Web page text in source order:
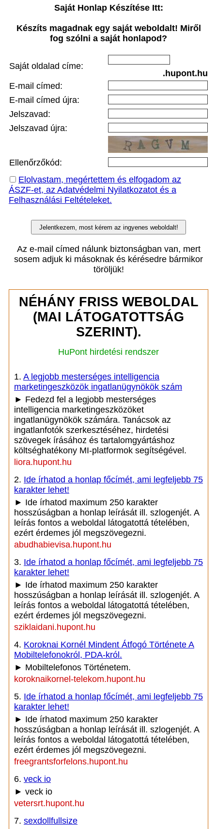
Saját Honlap Készítése Itt:
Készíts magadnak egy saját weboldalt! Miről
fog szólni a saját honlapod?
Saját oldalad címe:
.hupont.hu
E-mail címed:
E-mail címed újra:
Jelszavad:
Jelszavad újra:
Ellenőrzőkód:
Elolvastam, megértettem és elfogadom az
ÁSZF-et, az Adatvédelmi Nyilatkozatot és a
Felhasználási Feltételeket.
Az e-mail címed nálunk biztonságban van, mert
sosem adjuk ki másoknak és kérésedre bármikor
töröljük!
NÉHÁNY FRISS WEBOLDAL
(MAI LÁTOGATOTTSÁG
SZERINT).
HuPont hirdetési rendszer
1. A legjobb mesterséges intelligencia
marketingeszközök ingatlanügynökök szám
► Fedezd fel a legjobb mesterséges
intelligencia marketingeszközöket
ingatlanügynökök számára. Tanácsok az
ingatlanfotók szerkesztéséhez, hirdetési
szövegek írásához és tartalomgyártáshoz
költséghatékony MI-platformok segítségével.
liora.hupont.hu
2. Ide írhatod a honlap főcímét, ami legfeljebb 75
karakter lehet!
► Ide írhatod maximum 250 karakter
hosszúságban a honlap leírását ill. szlogenjét. A
leírás fontos a weboldal látogatottá tételében,
ezért érdemes jól megszövegezni.
abudhabievisa.hupont.hu
3. Ide írhatod a honlap főcímét, ami legfeljebb 75
karakter lehet!
► Ide írhatod maximum 250 karakter
hosszúságban a honlap leírását ill. szlogenjét. A
leírás fontos a weboldal látogatottá tételében,
ezért érdemes jól megszövegezni.
sziklaidani.hupont.hu
4. Koroknai Kornél Mindent Átfogó Története A
Mobiltelefonokról, PDA-król.
► Mobiltelefonos Történetem.
koroknaikornel-telekom.hupont.hu
5. Ide írhatod a honlap főcímét, ami legfeljebb 75
karakter lehet!
► Ide írhatod maximum 250 karakter
hosszúságban a honlap leírását ill. szlogenjét. A
leírás fontos a weboldal látogatottá tételében,
ezért érdemes jól megszövegezni.
freegrantsforfelons.hupont.hu
6. veck io
► veck io
vetersrt.hupont.hu
7. sexdollfullsize